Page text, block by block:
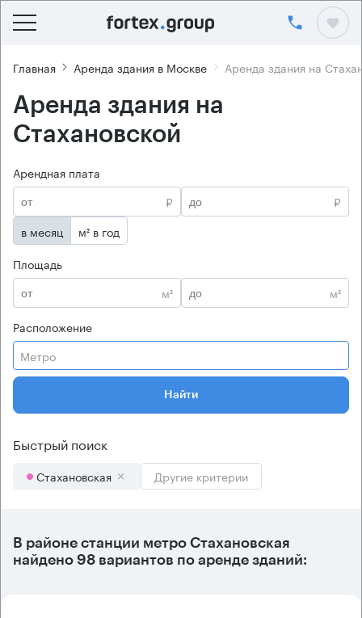
Главная Аренда здания в Москве Аренда здания на
Аренда здания на
Стахановской
Арендная плата
₽
₽
в месяц
м² в год
Площадь
м²
м²
Расположение
Метро
Найти
Быстрый поиск
Стахановская Другие критерии
В районе станции метро Стахановская
найдено 98 вариантов по аренде зданий: